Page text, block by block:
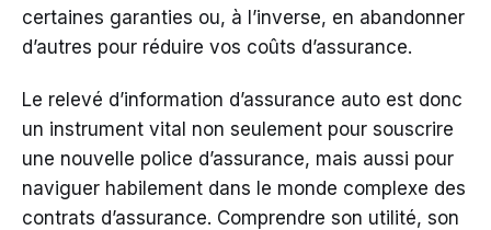
certaines garanties ou, à l’inverse, en abandonner
d’autres pour réduire vos coûts d’assurance.
Le relevé d’information d’assurance auto est donc
un instrument vital non seulement pour souscrire
une nouvelle police d’assurance, mais aussi pour
naviguer habilement dans le monde complexe des
contrats d’assurance. Comprendre son utilité, son